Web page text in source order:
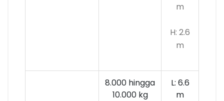
m
H: 2.6
m
8.000 hingga
10.000kg
L: 6.6
m